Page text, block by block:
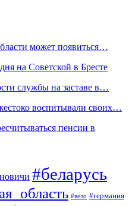
может появиться…
на Советской в Бресте
службы на заставе в…
воспитывали своих…
пенсии в
#беларусь
#вело #германия